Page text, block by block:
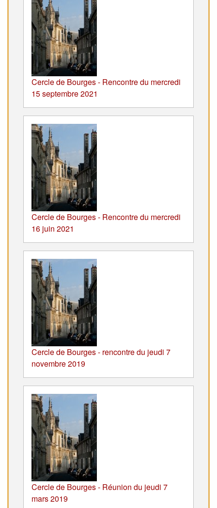
Cercle de Bourges - Rencontre du mercredi
15 septembre 2021
Cercle de Bourges - Rencontre du mercredi
16 juin 2021
Cercle de Bourges - rencontre du jeudi 7
novembre 2019
Cercle de Bourges - Réunion du jeudi 7
mars 2019